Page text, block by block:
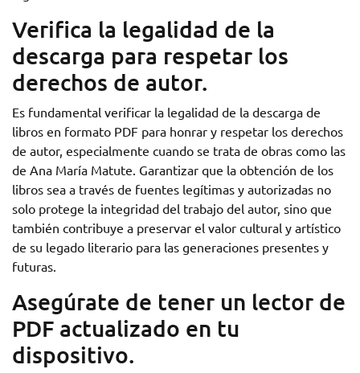
Verifica la legalidad de la
descarga para respetar los
derechos de autor.
Es fundamental verificar la legalidad de la descarga de
libros en formato PDF para honrar y respetar los derechos
de autor, especialmente cuando se trata de obras como las
de Ana María Matute. Garantizar que la obtención de los
libros sea a través de fuentes legítimas y autorizadas no
solo protege la integridad del trabajo del autor, sino que
también contribuye a preservar el valor cultural y artístico
de su legado literario para las generaciones presentes y
futuras.
Asegúrate de tener un lector de
PDF actualizado en tu
dispositivo.